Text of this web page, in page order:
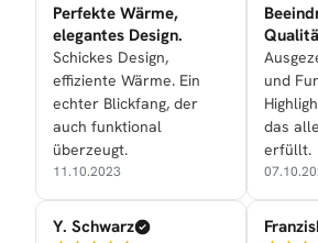
Perfekte Wärme,
elegantes Design.
Schickes Design,
effiziente Wärme. Ein
echter Blickfang, der
auch funktional
überzeugt.
11.10.2023
Y. Schwarz
Design.
und
das
erfüllt.